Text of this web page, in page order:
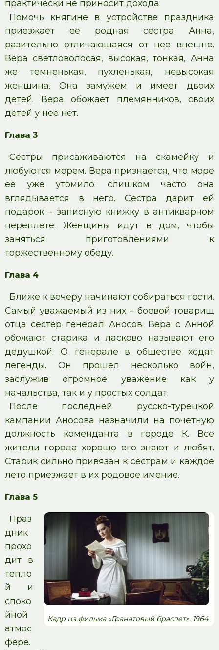
практически не приносит дохода.
Помочь княгине в устройстве праздника
приезжает ее родная сестра Анна,
разительно отличающаяся от нее внешне.
Вера светловолосая, высокая, тонкая, Анна
же темненькая, пухленькая, невысокая
женщина. Она замужем и имеет двоих
детей. Вера обожает племянников, своих
детей у нее нет.
Глава 3
Сестры присаживаются на скамейку и
любуются морем. Вера признается, что море
ее уже утомило: слишком часто она
вглядывается в него. Сестра дарит ей
подарок – записную книжку в антикварном
переплете. Женщины идут в дом, чтобы
заняться приготовлениями к
торжественному обеду.
Глава 4
Ближе к вечеру начинают собираться гости.
Самый уважаемый из них – боевой товарищ
отца сестер генерал Аносов. Вера с Анной
обожают старика и ласково называют его
дедушкой. О генерале в обществе ходят
легенды. Он прошел несколько войн,
заслужив огромное уважение как у
начальства, так и у простых солдат.
После последней русско-турецкой
кампании Аносова назначили на почетную
должность коменданта в городе К. Все
жители города хорошо его знают и любят.
Старик сильно привязан к сестрам и каждое
лето приезжает в их родовое имение.
Глава 5
Кадр из фильма «Гранатовый браслет». 1964
Праз
дник
прохо
дит в
тепло
й и
споко
йной
атмос
фере.